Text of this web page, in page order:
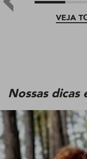
VEJA
Nossas dicas